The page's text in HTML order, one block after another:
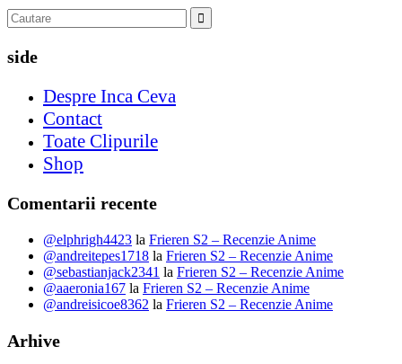
side
Despre Inca Ceva
Contact
Toate Clipurile
Shop
Comentarii recente
@elphrigh4423 la Frieren S2 – Recenzie Anime
@andreitepes1718 la Frieren S2 – Recenzie Anime
@sebastianjack2341 la Frieren S2 – Recenzie Anime
@aaeronia167 la Frieren S2 – Recenzie Anime
@andreisicoe8362 la Frieren S2 – Recenzie Anime
Arhive